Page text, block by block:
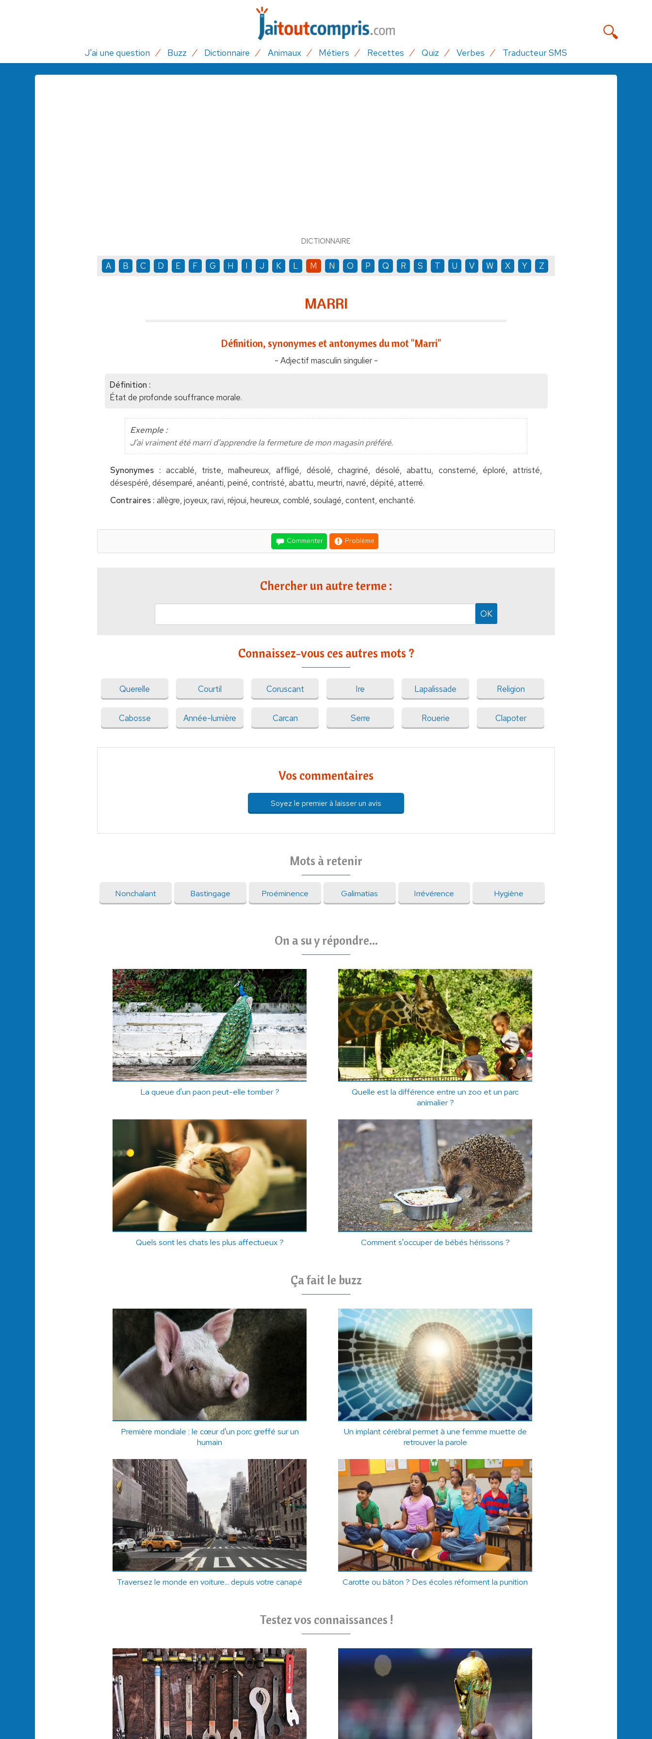
J'ai une question Buzz Dictionnaire Animaux Métiers Recettes Quiz Verbes Traducteur SMS
DICTIONNAIRE
A B C D E F G H I J K L M N O P Q R S T U V W X Y Z
MARRI
Définition, synonymes et antonymes du mot "Marri"
- Adjectif masculin singulier -
Définition :
État de profonde souffrance morale.
Exemple :
J’ai vraiment été marri d’apprendre la fermeture de mon magasin préféré.
Synonymes : accablé, triste, malheureux, affligé, désolé, chagriné, désolé, abattu, consterné, éploré, attristé,
désespéré, désemparé, anéanti, peiné, contristé, abattu, meurtri, navré, dépité, atterré.
Contraires : allègre, joyeux, ravi, réjoui, heureux, comblé, soulagé, content, enchanté.
Commenter Problème
Chercher un autre terme :
Connaissez-vous ces autres mots ?
Querelle Courtil Coruscant Ire Lapalissade Religion
Cabosse Année-lumière Carcan Serre Rouerie Clapoter
Vos commentaires
Soyez le premier à laisser un avis
Mots à retenir
Nonchalant Bastingage Proéminence Galimatias Irrévérence Hygiène
On a su y répondre...
La queue d'un paon peut-elle tomber ?
Quelle est la différence entre un zoo et un parc
animalier ?
Quels sont les chats les plus affectueux ? Comment s'occuper de bébés hérissons ?
Ça fait le buzz
Première mondiale : le cœur d'un porc greffé sur un
humain
Un implant cérébral permet à une femme muette de
retrouver la parole
Traversez le monde en voiture... depuis votre canapé Carotte ou bâton ? Des écoles réforment la punition
Testez vos connaissances !